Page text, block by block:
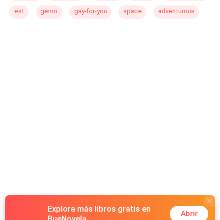
est genro gay-for-you space adventurous
Explora más libros gratis en
Abrir